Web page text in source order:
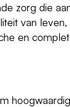
zorg die
van
en